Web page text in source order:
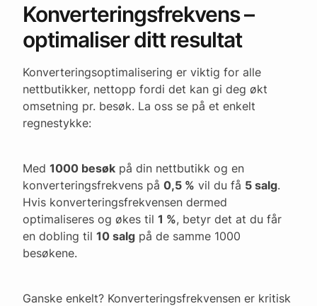
Konverteringsfrekvens –
optimaliser ditt resultat
Konverteringsoptimalisering er viktig for alle
nettbutikker, nettopp fordi det kan gi deg økt
omsetning pr. besøk. La oss se på et enkelt
regnestykke:
Med 1000 besøk på din nettbutikk og en
konverteringsfrekvens på 0,5 % vil du få 5 salg.
Hvis konverteringsfrekvensen dermed
optimaliseres og økes til 1 %, betyr det at du får
en dobling til 10 salg på de samme 1000
besøkene.
Ganske enkelt? Konverteringsfrekvensen er kritisk